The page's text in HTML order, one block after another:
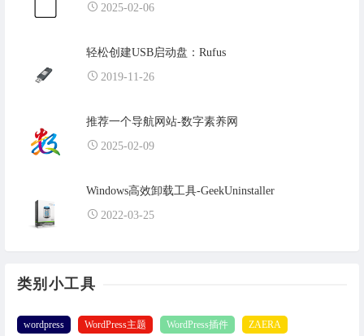
2025-02-06
轻松创建USB启动盘：Rufus
2019-11-26
推荐一个导航网站-数字素养网
2025-02-09
Windows高效卸载工具-GeekUninstaller
2022-03-25
类别小工具
wordpress WordPress主题 WordPress插件 ZAERA